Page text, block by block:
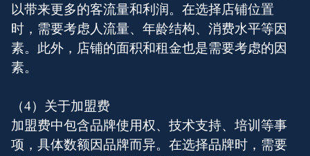
以带来更多的客流量和利润。在选择店铺位置
时，需要考虑人流量、年龄结构、消费水平等因
素。此外，店铺的面积和租金也是需要考虑的因
素。
（4）关于加盟费
加盟费中包含品牌使用权、技术支持、培训等事
项，具体数额因品牌而异。在选择品牌时，需要